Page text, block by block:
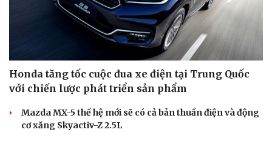
Văn hóa
Sân khấu - Điện ảnh
Âm nhạc
Di sản
Giải trí
Nghệ sĩ
Thời trang
Sao Việt
Honda tăng tốc cuộc đua xe điện tại Trung Quốc
với chiến lược phát triển sản phẩm
Mazda MX-5 thế hệ mới sẽ có cả bản thuần điện và động
cơ xăng Skyactiv-Z 2.5L